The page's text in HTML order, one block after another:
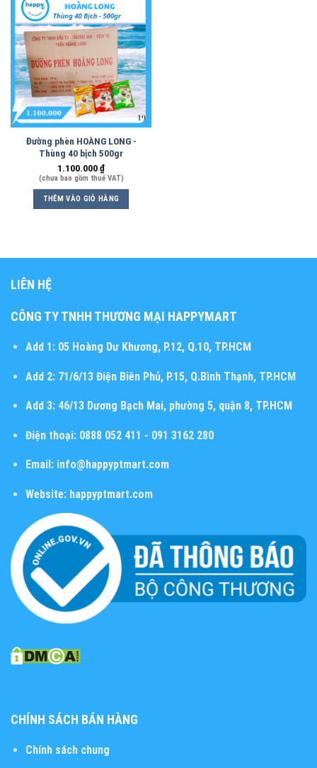
Đường phèn HOÀNG LONG -
Thùng 40 bịch 500gr
1.100.000₫
(chưa bao gồm thuế VAT)
THÊM VÀO GIỎ HÀNG
LIÊN HỆ
CÔNG TY TNHH THƯƠNG MẠI HAPPYMART
Add 1:05 Hoàng Dư Khương, P.12, Q.10, TP.HCM
Add 2:71/6/13 Điện Biên Phủ, P.15, Q.Bình Thạnh, TP.HCM
Add 3:46/13 Dương Bạch Mai, phường 5, quận 8, TP.HCM
Điện thoại:0888 052 411 - 091 3162 280
Email:info@happyptmart.com
Website: happyptmart.com
CHÍNH SÁCH BÁN HÀNG
Chính sách chung